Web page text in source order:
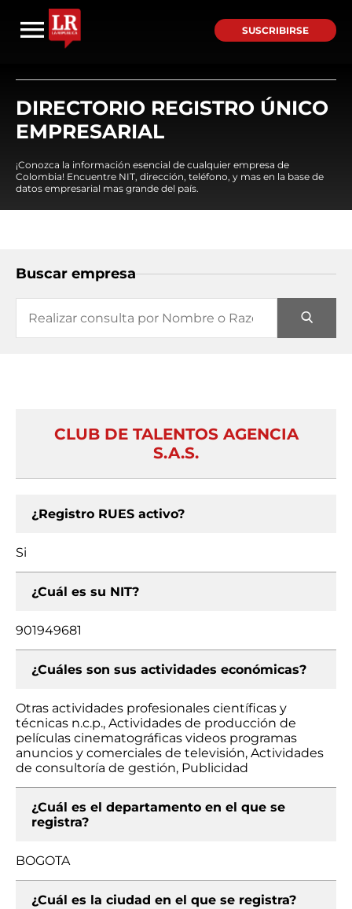
SUSCRIBIRSE
DIRECTORIO REGISTRO ÚNICO
EMPRESARIAL
¡Conozca la información esencial de cualquier empresa de
Colombia! Encuentre NIT, dirección, teléfono, y mas en la base de
datos empresarial mas grande del país.
Buscar empresa
CLUB DE TALENTOS AGENCIA
S.A.S.
¿Registro RUES activo?
Si
¿Cuál es su NIT?
901949681
¿Cuáles son sus actividades económicas?
Otras actividades profesionales científicas y
técnicas n.c.p., Actividades de producción de
películas cinematográficas videos programas
anuncios y comerciales de televisión, Actividades
de consultoría de gestión, Publicidad
¿Cuál es el departamento en el que se
registra?
BOGOTA
¿Cuál es la ciudad en el que se registra?